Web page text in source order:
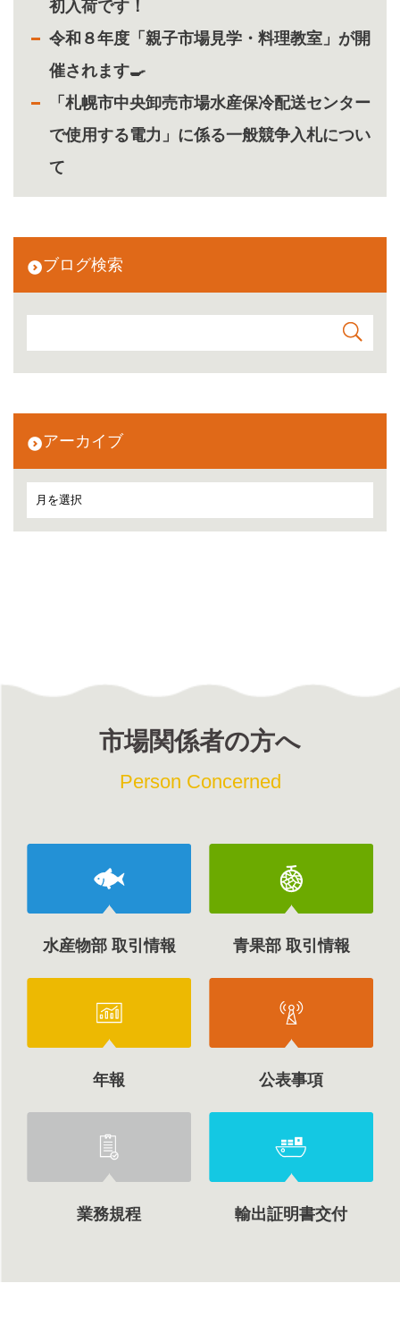
初入荷です！
令和８年度「親子市場見学・料理教室」が開
催されます🍳
「札幌市中央卸売市場水産保冷配送センター
で使用する電力」に係る一般競争入札につい
て
ブログ検索
アーカイブ
市場関係者の方へ
Person Concerned
水産物部 取引情報 青果部 取引情報
年報 公表事項
業務規程 輸出証明書交付